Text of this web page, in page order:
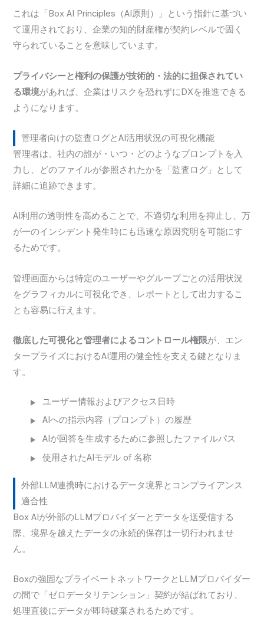
これは「Box AI Principles（AI原則）」という指針に基づい
て運用されており、企業の知的財産権が契約レベルで固く
守られていることを意味しています。
プライバシーと権利の保護が技術的・法的に担保されてい
る環境があれば、企業はリスクを恐れずにDXを推進できる
ようになります。
管理者向けの監査ログとAI活用状況の可視化機能
管理者は、社内の誰が・いつ・どのようなプロンプトを入
力し、どのファイルが参照されたかを「監査ログ」として
詳細に追跡できます。
AI利用の透明性を高めることで、不適切な利用を抑止し、万
が一のインシデント発生時にも迅速な原因究明を可能にす
るためです。
管理画面からは特定のユーザーやグループごとの活用状況
をグラフィカルに可視化でき、レポートとして出力するこ
とも容易に行えます。
徹底した可視化と管理者によるコントロール権限が、エン
タープライズにおけるAI運用の健全性を支える鍵となりま
す。
ユーザー情報およびアクセス日時
AIへの指示内容（プロンプト）の履歴
AIが回答を生成するために参照したファイルパス
使用されたAIモデル of 名称
外部LLM連携時におけるデータ境界とコンプライアンス
適合性
Box AIが外部のLLMプロバイダーとデータを送受信する
際、境界を越えたデータの永続的保存は一切行われませ
ん。
Boxの強固なプライベートネットワークとLLMプロバイダー
の間で「ゼロデータリテンション」契約が結ばれており、
処理直後にデータが即時破棄されるためです。